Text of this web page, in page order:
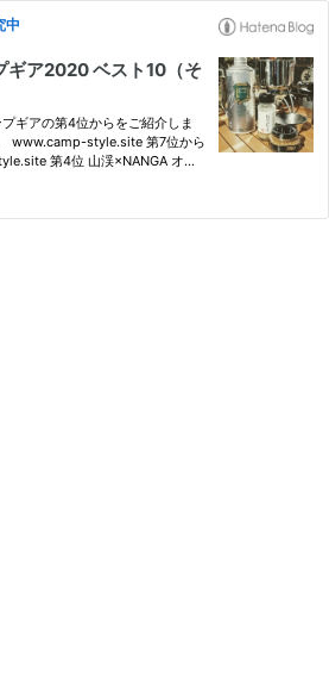
中
ギア2020 ベスト10（そ
ギアの第4位からをご紹介しま
www.camp-style.site 第7位から
第4位 山渓×NANGA オー
アスパイス ほりにし 第4位 山渓